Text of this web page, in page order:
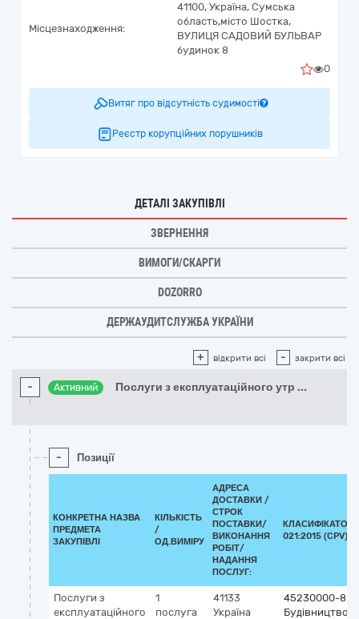
Місцезнаходження:
41100, Україна, Сумська
область,місто Шостка,
ВУЛИЦЯ САДОВИЙ БУЛЬВАР
будинок 8
0
Витяг про відсутність судимості
Реєстр корупційних порушників
ДЕТАЛІ ЗАКУПІВЛІ
ЗВЕРНЕННЯ
ВИМОГИ/СКАРГИ
DOZORRO
ДЕРЖАУДИТСЛУЖБА УКРАЇНИ
+ відкрити всі - закрити всі
- Активний Послуги з експлуатаційного утр ...
- Позиції
КОНКРЕТНА НАЗВА
ПРЕДМЕТА
ЗАКУПІВЛІ
КІЛЬКІСТЬ
/
ОД.ВИМІРУ
АДРЕСА
ДОСТАВКИ /
СТРОК
ПОСТАВКИ/
ВИКОНАННЯ
РОБІТ/
НАДАННЯ
ПОСЛУГ:
КЛАСИФІКАТОР
021:2015 (CPV)
Послуги з
експлуатаційного
1
послуга
41133
Україна
45230000-8
Будівництво